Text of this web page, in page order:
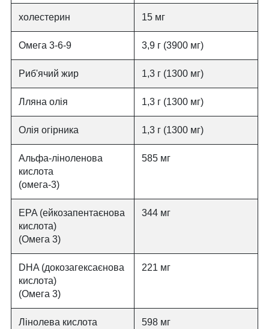
холестерин 15 мг
Омега 3-6-9 3,9 г (3900 мг)
Риб'ячий жир 1,3 г (1300 мг)
Лляна олія 1,3 г (1300 мг)
Олія огірника 1,3 г (1300 мг)
Альфа-ліноленова
кислота
(омега-3)
585 мг
EPA (ейкозапентаєнова
кислота)
(Омега 3)
344 мг
DHA (докозагексаєнова
кислота)
(Омега 3)
221 мг
Лінолева кислота
598 мг